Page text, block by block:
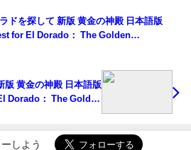
ラドを探して 新版 黄金の神殿 日本語版
for El Dorado： The Golden
版 黄金の神殿 日本語版
Dorado： The Golden
しよう